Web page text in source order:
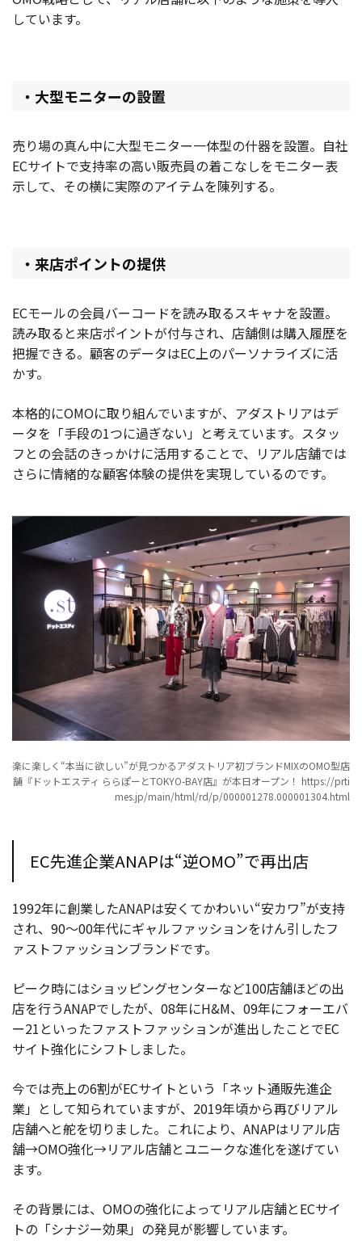
しています。
・大型モニターの設置
売り場の真ん中に大型モニター一体型の什器を設置。自社
ECサイトで支持率の高い販売員の着こなしをモニター表
示して、その横に実際のアイテムを陳列する。
・来店ポイントの提供
ECモールの会員バーコードを読み取るスキャナを設置。
読み取ると来店ポイントが付与され、店舗側は購入履歴を
把握できる。顧客のデータはEC上のパーソナライズに活
かす。
本格的にOMOに取り組んでいますが、アダストリアはデ
ータを「手段の1つに過ぎない」と考えています。スタッ
フとの会話のきっかけに活用することで、リアル店舗では
さらに情緒的な顧客体験の提供を実現しているのです。
楽に楽しく“本当に欲しい”が見つかるアダストリア初ブランドMIXのOMO型店
舗『ドットエスティ ららぽーとTOKYO-BAY店』が本日オープン！ https://prti
mes.jp/main/html/rd/p/000001278.000001304.html
EC先進企業ANAPは“逆OMO”で再出店
1992年に創業したANAPは安くてかわいい“安カワ”が支持
され、90～00年代にギャルファッションをけん引したフ
ァストファッションブランドです。
ピーク時にはショッピングセンターなど100店舗ほどの出
店を行うANAPでしたが、08年にH&M、09年にフォーエバ
ー21といったファストファッションが進出したことでEC
サイト強化にシフトしました。
今では売上の6割がECサイトという「ネット通販先進企
業」として知られていますが、2019年頃から再びリアル
店舗へと舵を切りました。これにより、ANAPはリアル店
舗→OMO強化→リアル店舗とユニークな進化を遂げてい
ます。
その背景には、OMOの強化によってリアル店舗とECサイ
トの「シナジー効果」の発見が影響しています。